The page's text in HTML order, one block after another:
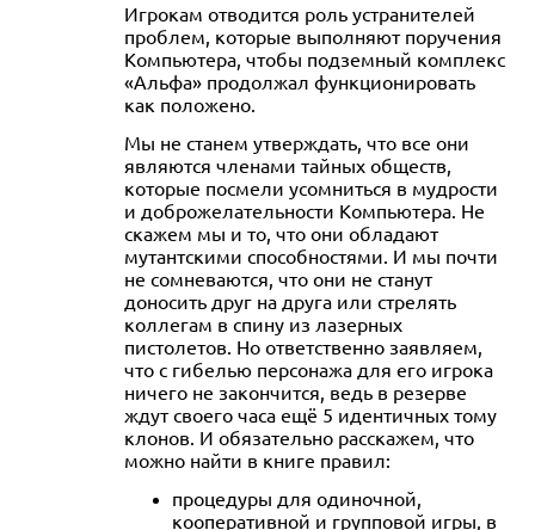
Игрокам отводится роль устранителей
проблем, которые выполняют поручения
Компьютера, чтобы подземный комплекс
«Альфа» продолжал функционировать
как положено.
Мы не станем утверждать, что все они
являются членами тайных обществ,
которые посмели усомниться в мудрости
и доброжелательности Компьютера. Не
скажем мы и то, что они обладают
мутантскими способностями. И мы почти
не сомневаются, что они не станут
доносить друг на друга или стрелять
коллегам в спину из лазерных
пистолетов. Но ответственно заявляем,
что с гибелью персонажа для его игрока
ничего не закончится, ведь в резерве
ждут своего часа ещё 5 идентичных тому
клонов. И обязательно расскажем, что
можно найти в книге правил:
процедуры для одиночной,
кооперативной и групповой игры, в